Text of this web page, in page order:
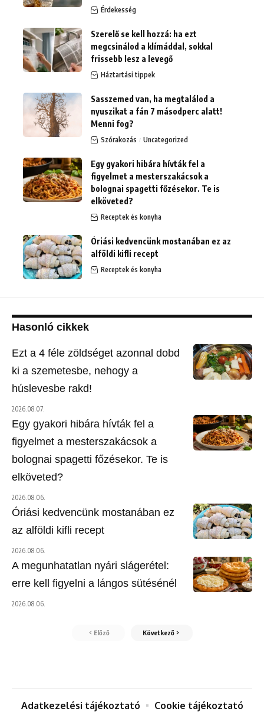
Érdekesség
Szerelő se kell hozzá: ha ezt
megcsinálod a klímáddal, sokkal
frissebb lesz a levegő
Háztartási tippek
Sasszemed van, ha megtalálod a
nyuszikat a fán 7 másodperc alatt!
Menni fog?
Szórakozás Uncategorized
Egy gyakori hibára hívták fel a
figyelmet a mesterszakácsok a
bolognai spagetti főzésekor. Te is
elköveted?
Receptek és konyha
Óriási kedvencünk mostanában ez az
alföldi kifli recept
Receptek és konyha
Hasonló cikkek
Ezt a 4 féle zöldséget azonnal dobd
ki a szemetesbe, nehogy a
húslevesbe rakd!
2026.08.07.
Egy gyakori hibára hívták fel a
figyelmet a mesterszakácsok a
bolognai spagetti főzésekor. Te is
elköveted?
2026.08.06.
Óriási kedvencünk mostanában ez
az alföldi kifli recept
2026.08.06.
A megunhatatlan nyári slágerétel:
erre kell figyelni a lángos sütésénél
2026.08.06.
Előző Következő
Adatkezelési tájékoztató Cookie tájékoztató